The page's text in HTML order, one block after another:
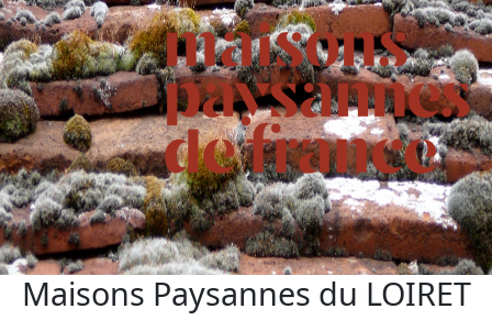
Maisons Paysannes du LOIRET